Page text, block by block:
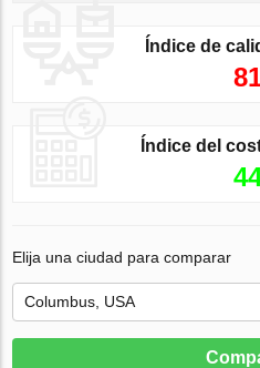
Índice de
Índice del
Elija una ciudad para comparar